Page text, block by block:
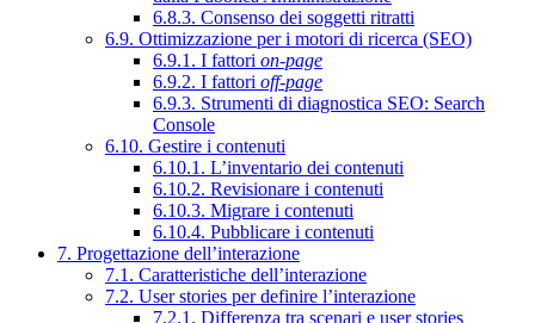
6.8.3. Consenso dei soggetti ritratti
6.9. Ottimizzazione per i motori di ricerca (SEO)
6.9.1. I fattori on-page
6.9.2. I fattori off-page
6.9.3. Strumenti di diagnostica SEO: Search
Console
6.10. Gestire i contenuti
6.10.1. L’inventario dei contenuti
6.10.2. Revisionare i contenuti
6.10.3. Migrare i contenuti
6.10.4. Pubblicare i contenuti
7. Progettazione dell’interazione
7.1. Caratteristiche dell’interazione
7.2. User stories per definire l’interazione
7.2.1. Differenza tra scenari e user stories